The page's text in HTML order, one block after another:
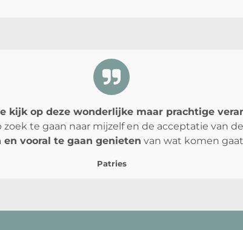
kijk op deze wonderlijke maar prachtige
te gaan naar mijzelf en de acceptatie van
vooral te gaan genieten van wat komen
Patries